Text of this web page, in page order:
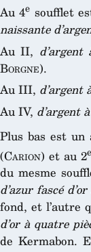
Au 4e soufflet
naissante
Au II,
Borgne).
Au III, d’argent
Au IV, d’argent
Plus bas est un
(Carion) et au 2e
du mesme
d’azur fascé
fond, et l’autre
d’or à quatre
de Kermabon.